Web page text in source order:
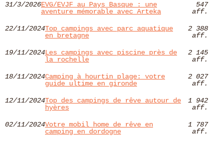
31/3/2026EVG/EVJF au Pays Basque : une
aventure mémorable avec Arteka
547
aff.
22/11/2024Top campings avec parc aquatique
en bretagne
2 388
aff.
19/11/2024Les campings avec piscine près de
la rochelle
2 145
aff.
18/11/2024Camping à hourtin plage: votre
guide ultime en gironde
2 027
aff.
12/11/2024Top des campings de rêve autour de
hyères​
1 942
aff.
02/11/2024Votre mobil home de rêve en
camping en dordogne
1 787
aff.